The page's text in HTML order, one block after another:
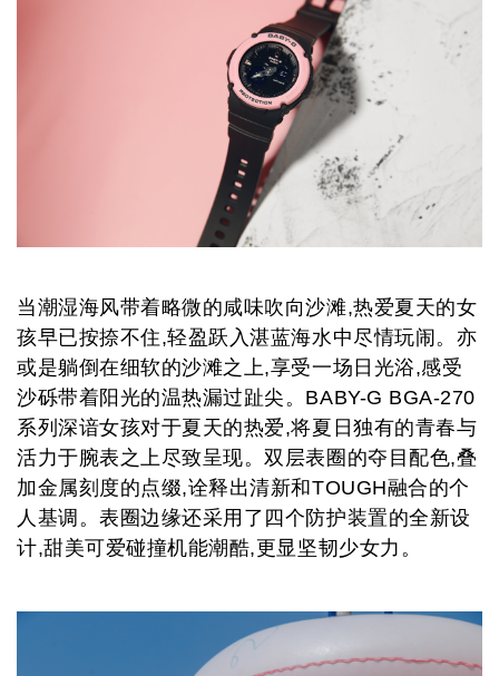
当潮湿海风带着略微的咸味吹向沙滩,热爱夏天的女
孩早已按捺不住,轻盈跃入湛蓝海水中尽情玩闹。亦
或是躺倒在细软的沙滩之上,享受一场日光浴,感受
沙砾带着阳光的温热漏过趾尖。BABY-G BGA-270
系列深谙女孩对于夏天的热爱,将夏日独有的青春与
活力于腕表之上尽致呈现。双层表圈的夺目配色,叠
加金属刻度的点缀,诠释出清新和TOUGH融合的个
人基调。表圈边缘还采用了四个防护装置的全新设
计,甜美可爱碰撞机能潮酷,更显坚韧少女力。